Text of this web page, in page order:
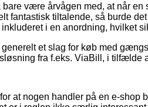
bare være årvågen med, at når
fantastisk tiltalende, så burde
i en anordning, hvilket
et slag for køb med
fra f.eks. ViaBill, i tilfælde
at nogen handler på en e-